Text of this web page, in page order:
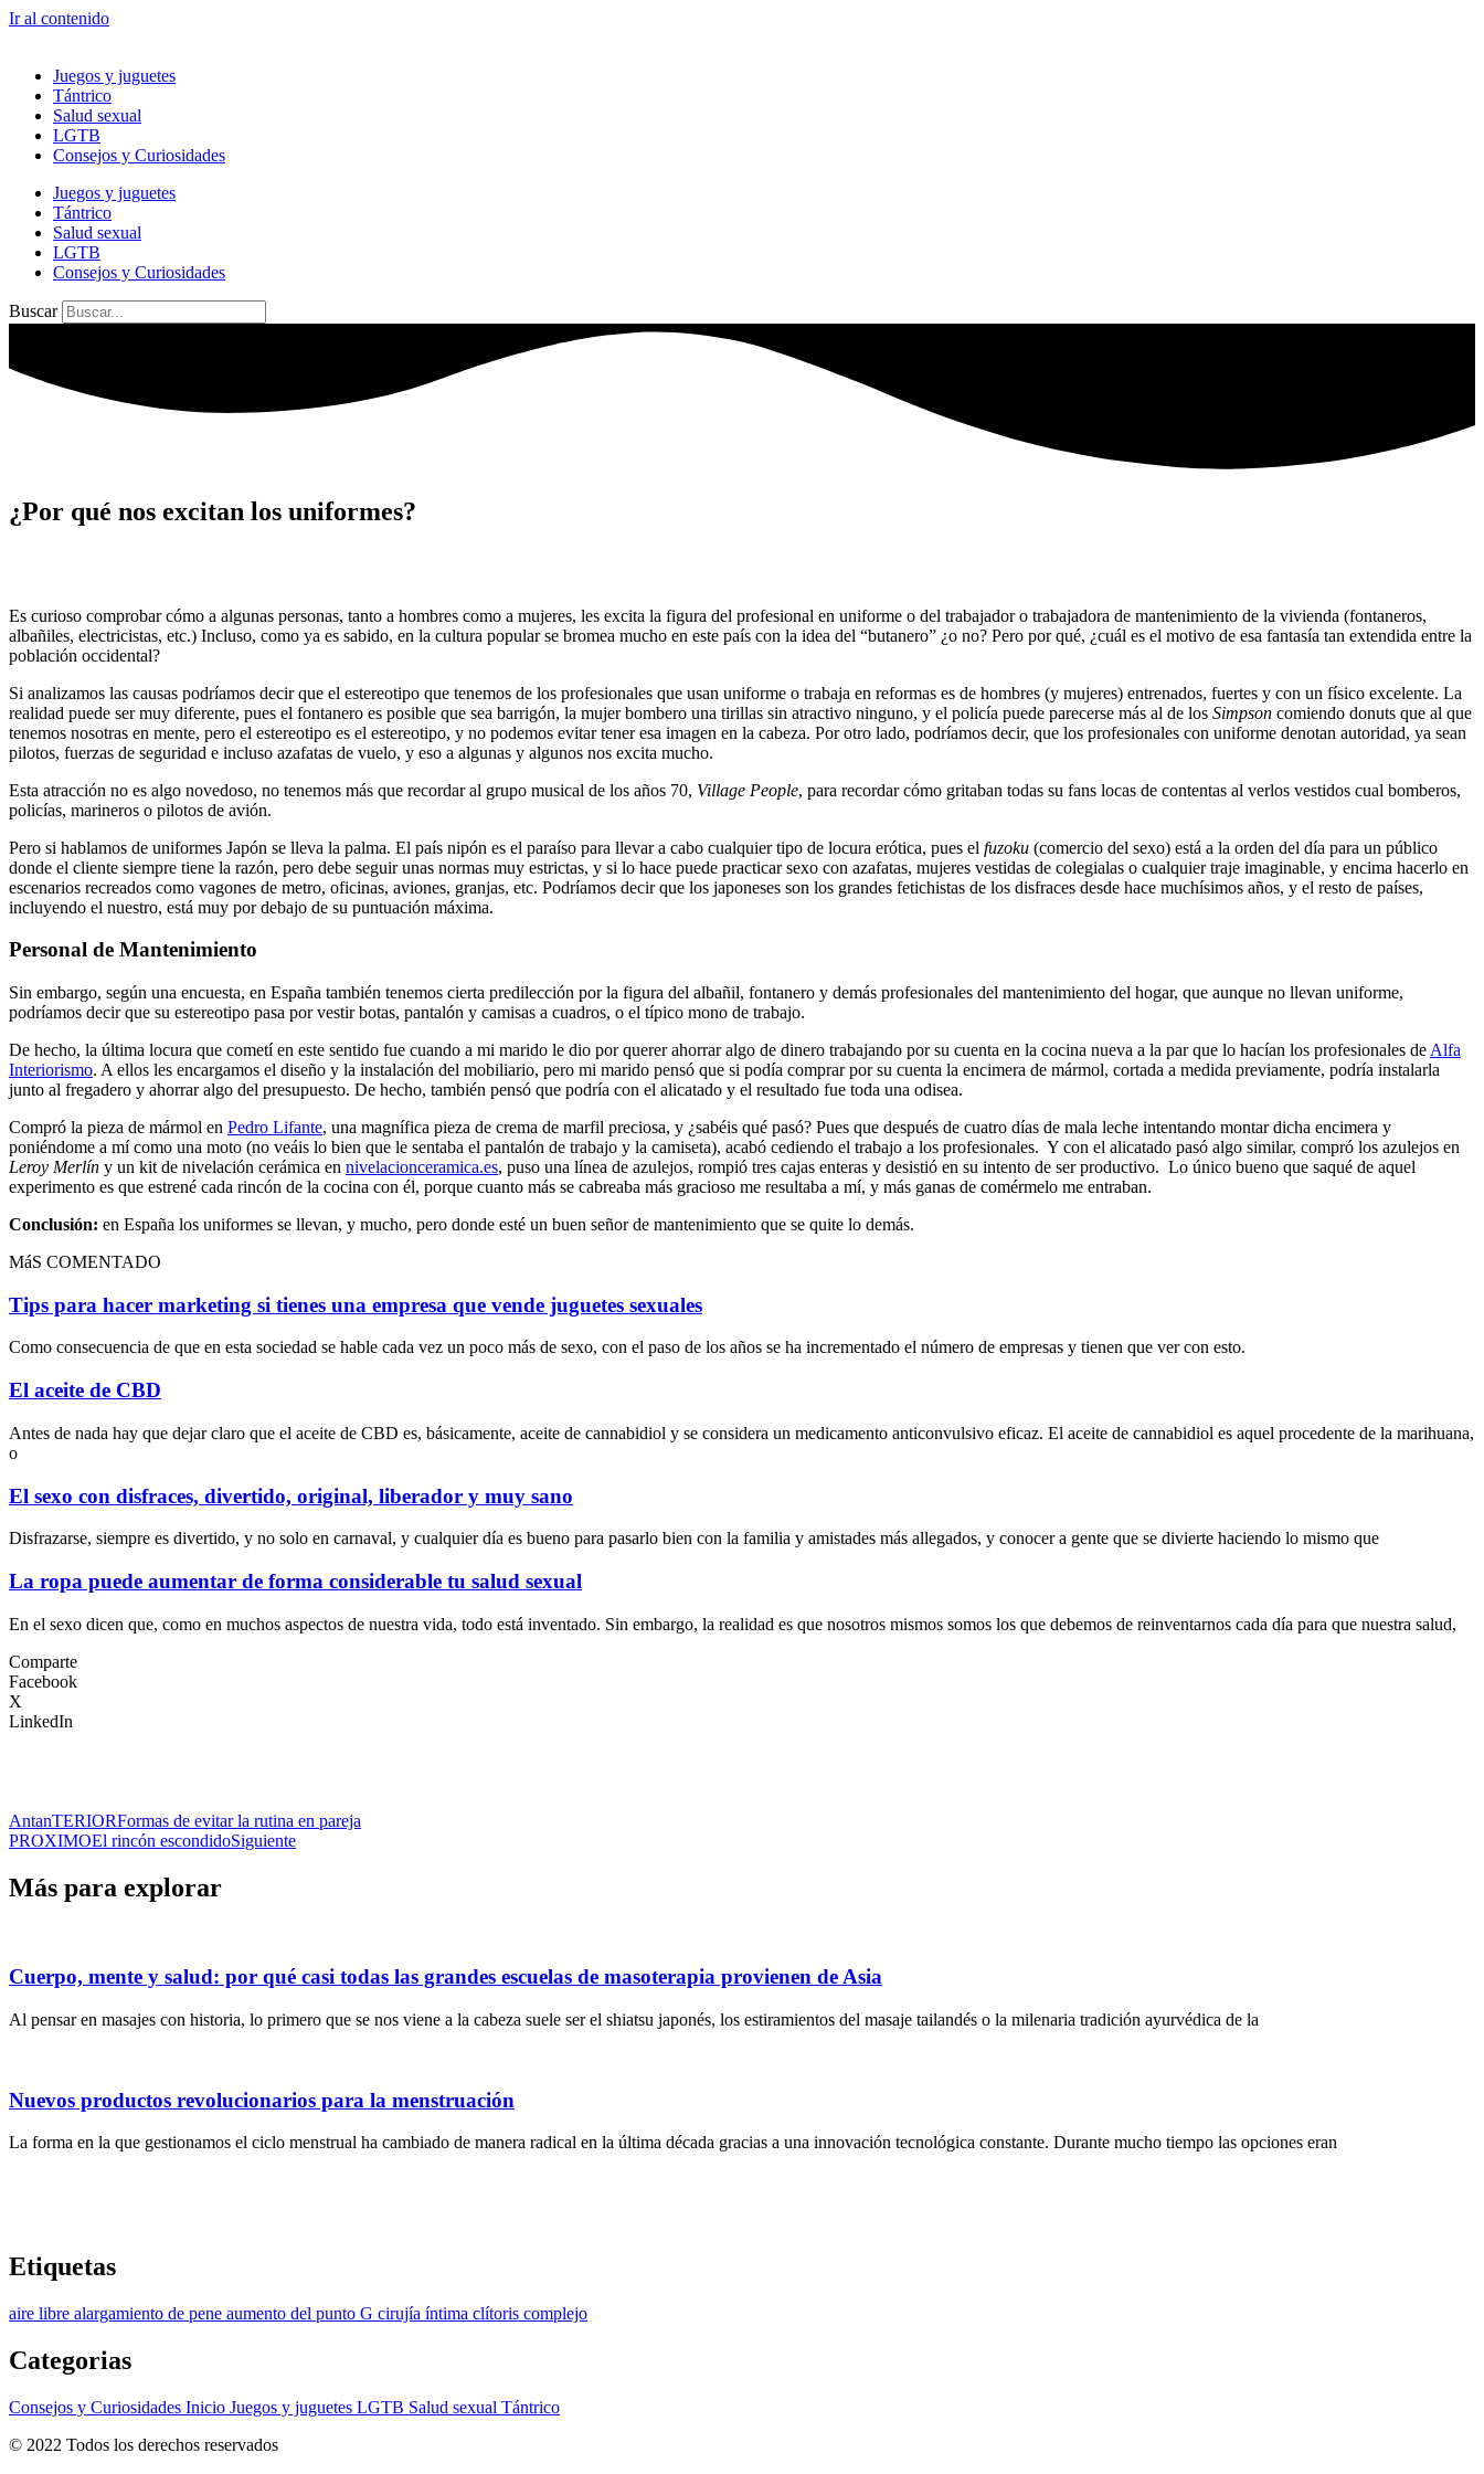
Ir al contenido
Juegos y juguetes
Tántrico
Salud sexual
LGTB
Consejos y Curiosidades
Juegos y juguetes
Tántrico
Salud sexual
LGTB
Consejos y Curiosidades
Buscar
¿Por qué nos excitan los uniformes?
Es curioso comprobar cómo a algunas personas, tanto a hombres como a mujeres, les excita la figura del profesional en uniforme o del trabajador o trabajadora de mantenimiento de la vivienda (fontaneros,
albañiles, electricistas, etc.) Incluso, como ya es sabido, en la cultura popular se bromea mucho en este país con la idea del “butanero” ¿o no? Pero por qué, ¿cuál es el motivo de esa fantasía tan extendida entre la
población occidental?
Si analizamos las causas podríamos decir que el estereotipo que tenemos de los profesionales que usan uniforme o trabaja en reformas es de hombres (y mujeres) entrenados, fuertes y con un físico excelente. La
realidad puede ser muy diferente, pues el fontanero es posible que sea barrigón, la mujer bombero una tirillas sin atractivo ninguno, y el policía puede parecerse más al de los Simpson comiendo donuts que al que
tenemos nosotras en mente, pero el estereotipo es el estereotipo, y no podemos evitar tener esa imagen en la cabeza. Por otro lado, podríamos decir, que los profesionales con uniforme denotan autoridad, ya sean
pilotos, fuerzas de seguridad e incluso azafatas de vuelo, y eso a algunas y algunos nos excita mucho.
Esta atracción no es algo novedoso, no tenemos más que recordar al grupo musical de los años 70, Village People, para recordar cómo gritaban todas su fans locas de contentas al verlos vestidos cual bomberos,
policías, marineros o pilotos de avión.
Pero si hablamos de uniformes Japón se lleva la palma. El país nipón es el paraíso para llevar a cabo cualquier tipo de locura erótica, pues el fuzoku (comercio del sexo) está a la orden del día para un público
donde el cliente siempre tiene la razón, pero debe seguir unas normas muy estrictas, y si lo hace puede practicar sexo con azafatas, mujeres vestidas de colegialas o cualquier traje imaginable, y encima hacerlo en
escenarios recreados como vagones de metro, oficinas, aviones, granjas, etc. Podríamos decir que los japoneses son los grandes fetichistas de los disfraces desde hace muchísimos años, y el resto de países,
incluyendo el nuestro, está muy por debajo de su puntuación máxima.
Personal de Mantenimiento
Sin embargo, según una encuesta, en España también tenemos cierta predilección por la figura del albañil, fontanero y demás profesionales del mantenimiento del hogar, que aunque no llevan uniforme,
podríamos decir que su estereotipo pasa por vestir botas, pantalón y camisas a cuadros, o el típico mono de trabajo.
De hecho, la última locura que cometí en este sentido fue cuando a mi marido le dio por querer ahorrar algo de dinero trabajando por su cuenta en la cocina nueva a la par que lo hacían los profesionales de Alfa
Interiorismo. A ellos les encargamos el diseño y la instalación del mobiliario, pero mi marido pensó que si podía comprar por su cuenta la encimera de mármol, cortada a medida previamente, podría instalarla
junto al fregadero y ahorrar algo del presupuesto. De hecho, también pensó que podría con el alicatado y el resultado fue toda una odisea.
Compró la pieza de mármol en Pedro Lifante, una magnífica pieza de crema de marfil preciosa, y ¿sabéis qué pasó? Pues que después de cuatro días de mala leche intentando montar dicha encimera y
poniéndome a mí como una moto (no veáis lo bien que le sentaba el pantalón de trabajo y la camiseta), acabó cediendo el trabajo a los profesionales. Y con el alicatado pasó algo similar, compró los azulejos en
Leroy Merlín y un kit de nivelación cerámica en nivelacionceramica.es, puso una línea de azulejos, rompió tres cajas enteras y desistió en su intento de ser productivo. Lo único bueno que saqué de aquel
experimento es que estrené cada rincón de la cocina con él, porque cuanto más se cabreaba más gracioso me resultaba a mí, y más ganas de comérmelo me entraban.
Conclusión: en España los uniformes se llevan, y mucho, pero donde esté un buen señor de mantenimiento que se quite lo demás.
MáS COMENTADO
Tips para hacer marketing si tienes una empresa que vende juguetes sexuales
Como consecuencia de que en esta sociedad se hable cada vez un poco más de sexo, con el paso de los años se ha incrementado el número de empresas y tienen que ver con esto.
El aceite de CBD
Antes de nada hay que dejar claro que el aceite de CBD es, básicamente, aceite de cannabidiol y se considera un medicamento anticonvulsivo eficaz. El aceite de cannabidiol es aquel procedente de la marihuana,
o
El sexo con disfraces, divertido, original, liberador y muy sano
Disfrazarse, siempre es divertido, y no solo en carnaval, y cualquier día es bueno para pasarlo bien con la familia y amistades más allegados, y conocer a gente que se divierte haciendo lo mismo que
La ropa puede aumentar de forma considerable tu salud sexual
En el sexo dicen que, como en muchos aspectos de nuestra vida, todo está inventado. Sin embargo, la realidad es que nosotros mismos somos los que debemos de reinventarnos cada día para que nuestra salud,
Comparte
Facebook
X
LinkedIn
AntanTERIORFormas de evitar la rutina en pareja
PROXIMOEl rincón escondidoSiguiente
Más para explorar
Cuerpo, mente y salud: por qué casi todas las grandes escuelas de masoterapia provienen de Asia
Al pensar en masajes con historia, lo primero que se nos viene a la cabeza suele ser el shiatsu japonés, los estiramientos del masaje tailandés o la milenaria tradición ayurvédica de la
Nuevos productos revolucionarios para la menstruación
La forma en la que gestionamos el ciclo menstrual ha cambiado de manera radical en la última década gracias a una innovación tecnológica constante. Durante mucho tiempo las opciones eran
Etiquetas
aire libre alargamiento de pene aumento del punto G cirujía íntima clítoris complejo
Categorias
Consejos y Curiosidades Inicio Juegos y juguetes LGTB Salud sexual Tántrico
© 2022 Todos los derechos reservados